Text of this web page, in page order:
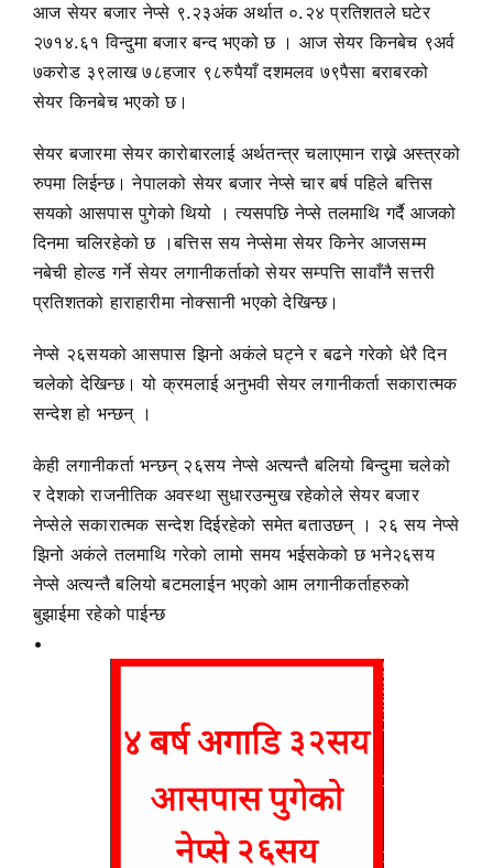
आज सेयर बजार नेप्से ९.२३अंक अर्थात ०.२४ प्रतिशतले घटेर
२७१४.६१ विन्दुमा बजार बन्द भएको छ । आज सेयर किनबेच ९अर्व
७करोड ३९लाख ७८हजार ९८रुपैयाँ दशमलव ७९पैसा बराबरको
सेयर किनबेच भएको छ।
सेयर बजारमा सेयर कारोबारलाई अर्थतन्त्र चलाएमान राख्ने अस्त्रको
रुपमा लिईन्छ। नेपालको सेयर बजार नेप्से चार बर्ष पहिले बत्तिस
सयको आसपास पुगेको थियो । त्यसपछि नेप्से तलमाथि गर्दै आजको
दिनमा चलिरहेको छ ।बत्तिस सय नेप्सेमा सेयर किनेर आजसम्म
नबेची होल्ड गर्ने सेयर लगानीकर्ताको सेयर सम्पत्ति सावाँनै सत्तरी
प्रतिशतको हाराहारीमा नोक्सानी भएको देखिन्छ।
नेप्से २६सयको आसपास झिनो अकंले घट्ने र बढने गरेको धेरै दिन
चलेको देखिन्छ। यो क्रमलाई अनुभवी सेयर लगानीकर्ता सकारात्मक
सन्देश हो भन्छन् ।
केही लगानीकर्ता भन्छन् २६सय नेप्से अत्यन्तै बलियो बिन्दुमा चलेको
र देशको राजनीतिक अवस्था सुधारउन्मुख रहेकोले सेयर बजार
नेप्सेले सकारात्मक सन्देश दिईरहेको समेत बताउछन् । २६ सय नेप्से
झिनो अकंले तलमाथि गरेको लामो समय भईसकेको छ भने२६सय
नेप्से अत्यन्तै बलियो बटमलाईन भएको आम लगानीकर्ताहरुको
बुझाईमा रहेको पाईन्छ
•